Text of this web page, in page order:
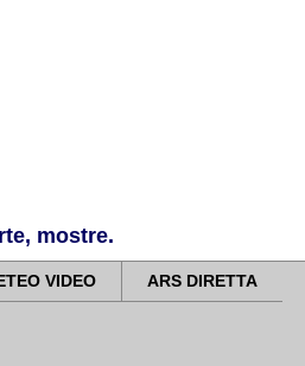
mostre.
VIDEO ARS DIRETTA